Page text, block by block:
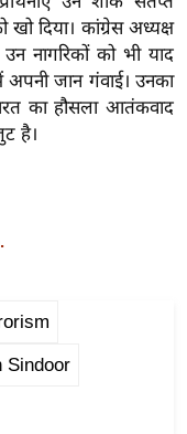
खो दिया। कांग्रेस अध्यक्ष
नागरिकों को भी याद
अपनी जान गंवाई। उनका
का हौसला आतंकवाद
है।
Sindoor